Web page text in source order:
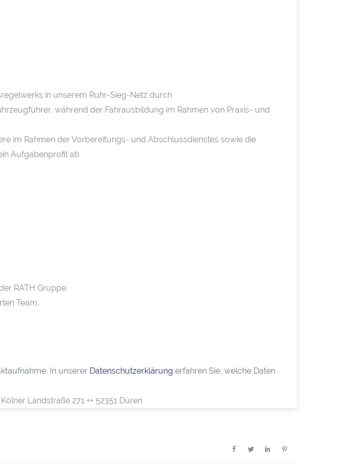
in unserem Ruhr-Sieg-Netz durch
während der Fahrausbildung im Rahmen von Praxis- und
im Rahmen der Vorbereitungs- und Abschlussdienstes sowie die
Aufgabenprofil ab
RATH Gruppe.
Team.
In unserer Datenschutzerklärung erfahren Sie, welche Daten
Landstraße 271 ++ 52351 Düren